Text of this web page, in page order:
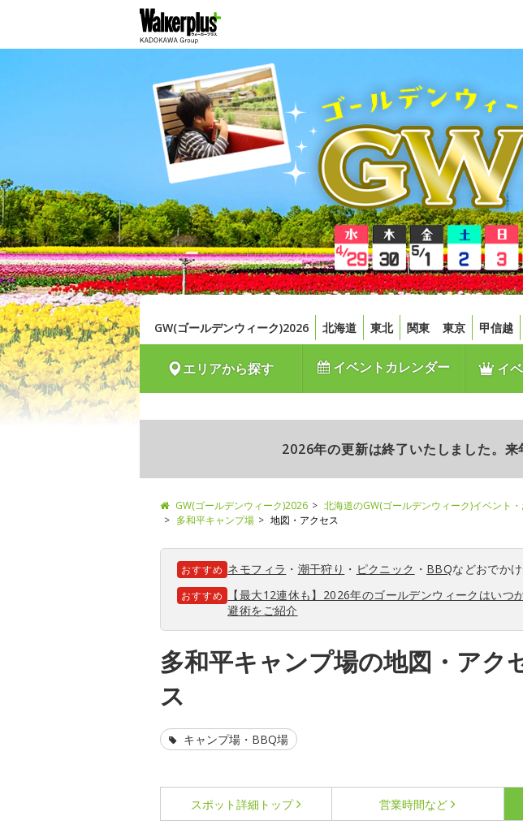
GW(ゴールデンウィーク)2026 北海道 東北 関東 東京 甲信越
エリアから探す イベントカレンダー イ
2026年の更新は終了いたしました。
GW(ゴールデンウィーク)2026 北海道のGW(ゴールデンウィーク)イベント
多和平キャンプ場
地図・アクセス
おすすめ ネモフィラ ・ 潮干狩り ・ ピクニック ・ BBQなどおでか
おすすめ
【最大12連休も】2026年のゴールデンウィークはいつ
避術をご紹介
多和平キャンプ場の地図・アク
ス
キャンプ場・BBQ場
スポット詳細 トップ 営業時間など